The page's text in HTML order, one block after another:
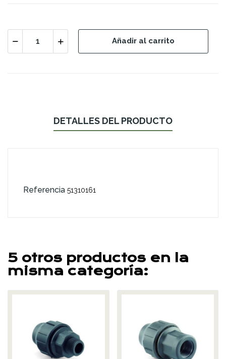
Añadir al carrito
DETALLES DEL PRODUCTO
Referencia 51310161
5 otros productos en la
misma categoría: